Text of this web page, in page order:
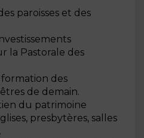
paroisses et des
la Pastorale des
des
de demain.
du patrimoine
presbytères, salles